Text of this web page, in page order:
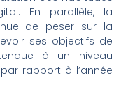
En parallèle, la
de peser sur la
ses objectifs de
à un niveau
rapport à l’année